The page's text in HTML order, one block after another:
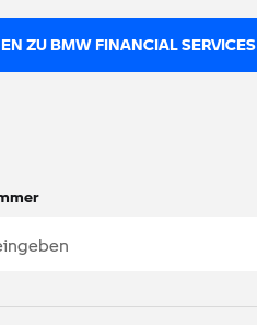
ZU BMW FINANCIAL SERVICES